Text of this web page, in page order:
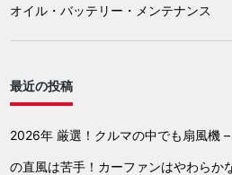
オイル・バッテリー・メンテナンス
最近の投稿
2026年 厳選！クルマの中でも扇風機
の直風は苦手！カーファンはやわらか